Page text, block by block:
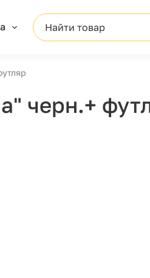
Найти товар
черн.+